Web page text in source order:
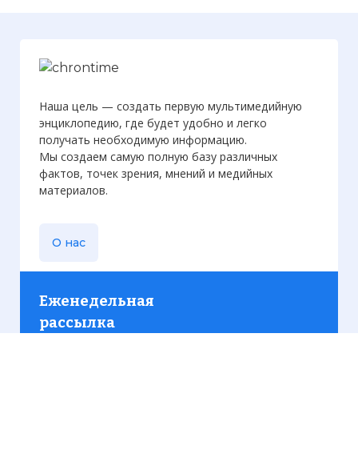
Наша цель — создать первую мультимедийную
энциклопедию, где будет удобно и легко
получать необходимую информацию.
Мы создаем самую полную базу различных
фактов, точек зрения, мнений и медийных
материалов.
О нас
Еженедельная
рассылка